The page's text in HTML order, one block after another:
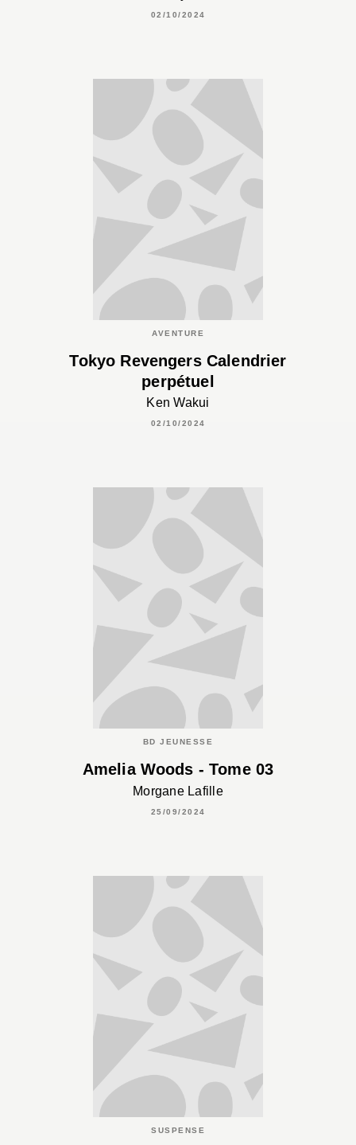
02/10/2024
AVENTURE
Tokyo Revengers Calendrier
perpétuel
Ken Wakui
02/10/2024
BD JEUNESSE
Amelia Woods - Tome 03
Morgane Lafille
25/09/2024
SUSPENSE